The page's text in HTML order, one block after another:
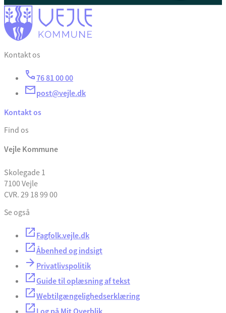
Kontakt os
76 81 00 00
post@vejle.dk
Kontakt os
Find os
Vejle Kommune
Skolegade 1
7100 Vejle
CVR. 29 18 99 00
Se også
Fagfolk.vejle.dk
Åbenhed og indsigt
Privatlivspolitik
Guide til oplæsning af tekst
Webtilgængelighedserklæring